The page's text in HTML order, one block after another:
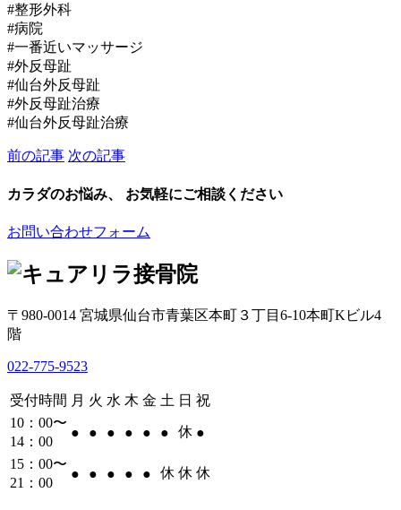
#整形外科
#病院
#一番近いマッサージ
#外反母趾
#仙台外反母趾
#外反母趾治療
#仙台外反母趾治療
前の記事 次の記事
カラダのお悩み、 お気軽にご相談ください
お問い合わせフォーム
〒980-0014 宮城県仙台市青葉区本町３丁目6-10本町Kビル4
階
022-775-9523
受付時間 月 火 水 木 金 土 日 祝
10：00〜
14：00
● ● ● ● ● ● 休 ●
15：00〜
21：00
● ● ● ● ● 休 休 休